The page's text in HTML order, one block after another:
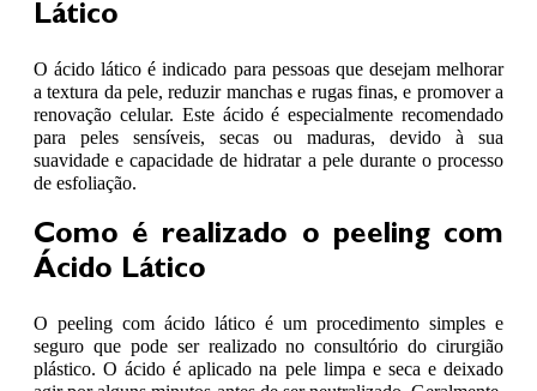
Lático
O ácido lático é indicado para pessoas que desejam melhorar
a textura da pele, reduzir manchas e rugas finas, e promover a
renovação celular. Este ácido é especialmente recomendado
para peles sensíveis, secas ou maduras, devido à sua
suavidade e capacidade de hidratar a pele durante o processo
de esfoliação.
Como é realizado o peeling com
Ácido Lático
O peeling com ácido lático é um procedimento simples e
seguro que pode ser realizado no consultório do cirurgião
plástico. O ácido é aplicado na pele limpa e seca e deixado